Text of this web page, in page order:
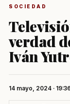
SOCIEDAD
verdad
Iván
14 mayo, 2024 ·